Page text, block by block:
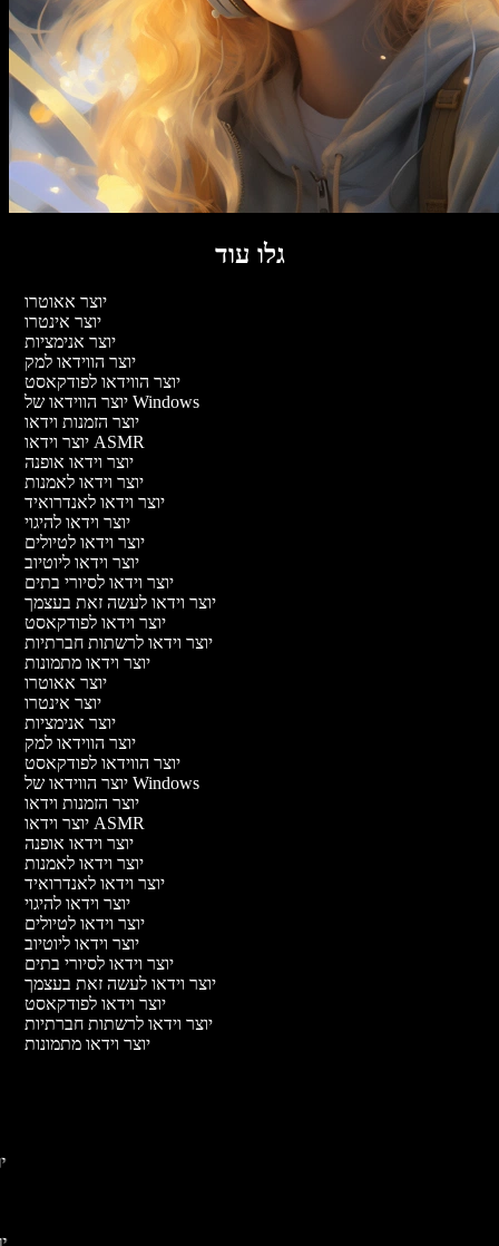
גלו עוד
יוצר אאוטרו
יוצר אינטרו
יוצר אנימציות
יוצר הווידאו למק
יוצר הווידאו לפודקאסט
יוצר הווידאו של Windows
יוצר הזמנות וידאו
יוצר וידאו ASMR
יוצר וידאו אופנה
יוצר וידאו לאמנות
יוצר וידאו לאנדרואיד
יוצר וידאו להיגוי
יוצר וידאו לטיולים
יוצר וידאו ליוטיוב
יוצר וידאו לסיורי בתים
יוצר וידאו לעשה זאת בעצמך
יוצר וידאו לפודקאסט
יוצר וידאו לרשתות חברתיות
יוצר וידאו מתמונות
יוצר אאוטרו
יוצר אינטרו
יוצר אנימציות
יוצר הווידאו למק
יוצר הווידאו לפודקאסט
יוצר הווידאו של Windows
יוצר הזמנות וידאו
יוצר וידאו ASMR
יוצר וידאו אופנה
יוצר וידאו לאמנות
יוצר וידאו לאנדרואיד
יוצר וידאו להיגוי
יוצר וידאו לטיולים
יוצר וידאו ליוטיוב
יוצר וידאו לסיורי בתים
יוצר וידאו לעשה זאת בעצמך
יוצר וידאו לפודקאסט
יוצר וידאו לרשתות חברתיות
יוצר וידאו מתמונות